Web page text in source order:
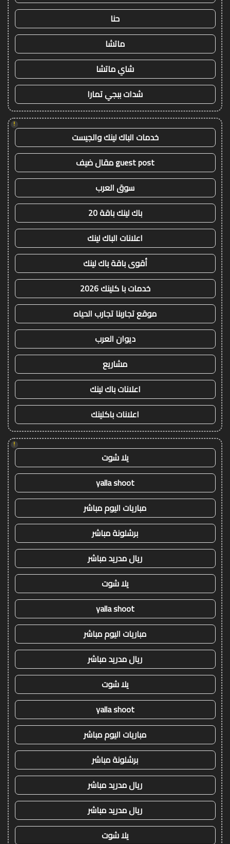
حنا
ماتشا
شاي ماتشا
شدات ببجي تمارا
!
خدمات الباك لينك والجيست
guest post مقال ضيف
سوق العرب
باك لينك باقة 20
اعلانات الباك لينك
أقوى باقة باك لينك
خدمات با كلينك 2026
موقع تجاربنا تجارب الحياه
ديوان العرب
مشاريع
اعلانات باك لينك
اعلانات باكلينك
!
يلا شوت
yalla shoot
مباريات اليوم مباشر
برشلونة مباشر
ريال مدريد مباشر
يلا شوت
yalla shoot
مباريات اليوم مباشر
ريال مدريد مباشر
يلا شوت
yalla shoot
مباريات اليوم مباشر
برشلونة مباشر
ريال مدريد مباشر
ريال مدريد مباشر
يلا شوت